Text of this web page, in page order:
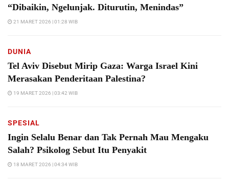
“Dibaikin, Ngelunjak. Diturutin, Menindas”
21 MARET 2026 | 01:28 WIB
DUNIA
Tel Aviv Disebut Mirip Gaza: Warga Israel Kini
Merasakan Penderitaan Palestina?
19 MARET 2026 | 03:42 WIB
SPESIAL
Ingin Selalu Benar dan Tak Pernah Mau Mengaku
Salah? Psikolog Sebut Itu Penyakit
18 MARET 2026 | 04:34 WIB